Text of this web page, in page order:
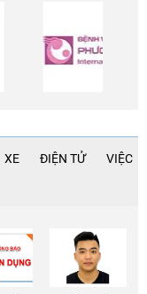
XE ĐIỆN TỬ VIỆC